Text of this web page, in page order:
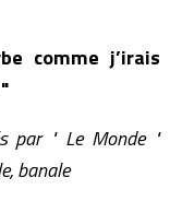
comme j’irais
par " Le Monde "
banale